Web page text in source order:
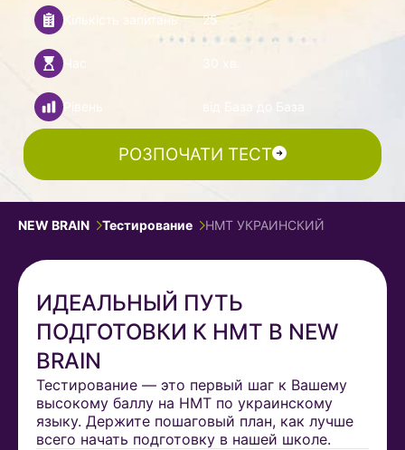
РОЗПОЧАТИ ТЕСТ
Кількість запитань 25
NEW BRAIN Тестирование НМТ УКРАИНСКИЙ
ИДЕАЛЬНЫЙ ПУТЬ
ПОДГОТОВКИ К НМТ В NEW
BRAIN
Тестирование — это первый шаг к Вашему
высокому баллу на НМТ по украинскому
языку. Держите пошаговый план, как лучше
всего начать подготовку в нашей школе.